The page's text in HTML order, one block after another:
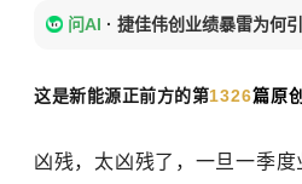
问AI · 捷佳伟创业绩暴雷为何
这是新能源正前方的第1326篇原
凶残，太凶残了，一旦一季